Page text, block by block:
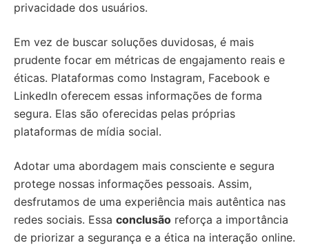
privacidade dos usuários.
Em vez de buscar soluções duvidosas, é mais
prudente focar em métricas de engajamento reais e
éticas. Plataformas como Instagram, Facebook e
LinkedIn oferecem essas informações de forma
segura. Elas são oferecidas pelas próprias
plataformas de mídia social.
Adotar uma abordagem mais consciente e segura
protege nossas informações pessoais. Assim,
desfrutamos de uma experiência mais autêntica nas
redes sociais. Essa conclusão reforça a importância
de priorizar a segurança e a ética na interação online.